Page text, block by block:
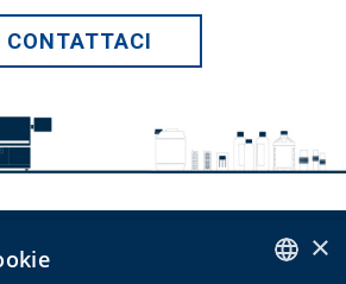
CONTATTACI
×